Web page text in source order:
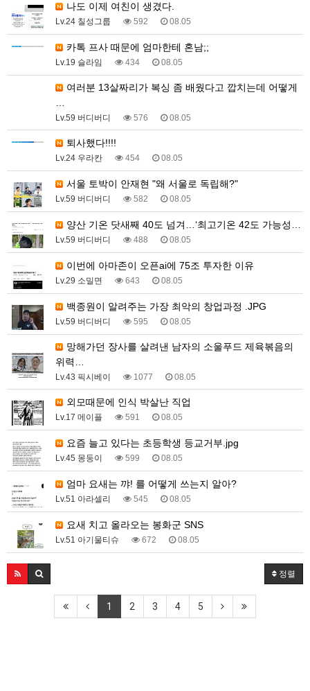
나도 이제 여친이 생겼다.
Lv.24 칠성그룹 592 08.05
카톡 프사 때문에 엄마한테 혼남;;
Lv.19 슬라임 434 08.05
Lv.59 버디버디 576 08.05
퇴사했다!!!!
Lv.24 우라칸 454 08.05
서울 토박이 안재현 "왜 서울로 독립해?"
Lv.59 버디버디 582 08.05
양산 기온 닷새째 40도 넘겨…‘최고기온 42도 가능성…
Lv.59 버디버디 488 08.05
이번에 아마존이 오픈ai에 75조 투자한 이유
Lv.29 소밀면 643 08.05
백종원이 알려주는 가장 최악의 창업과정 .JPG
Lv.59 버디버디 595 08.05
위력…
Lv.43 픽시베이 1077 08.05
외모때문에 인식 박살난 직업
Lv.17 메이플 591 08.05
요즘 늘고 있다는 초등학생 등교거부.jpg
Lv.45 몽둥이 599 08.05
엄마 요새는 꺄! 를 어떻게 쓰는지 알아?
Lv.51 아라셀리 545 08.05
요새 치고 올라오는 봉화군 SNS
Lv.51 아기물티슈 672 08.05
정렬
1 2 3 4 5